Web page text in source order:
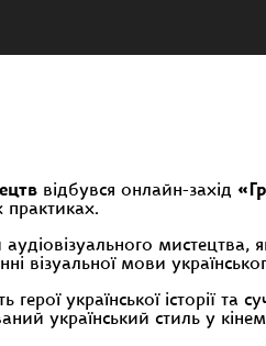
відбувся онлайн-захід
практиках.
мистецтва,
візуальної мови
української історії та
український стиль у